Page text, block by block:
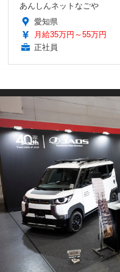
あんしんネットなごや
愛知県
月給35万円～55万円
正社員